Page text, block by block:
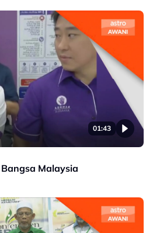
01:43
Malaysia